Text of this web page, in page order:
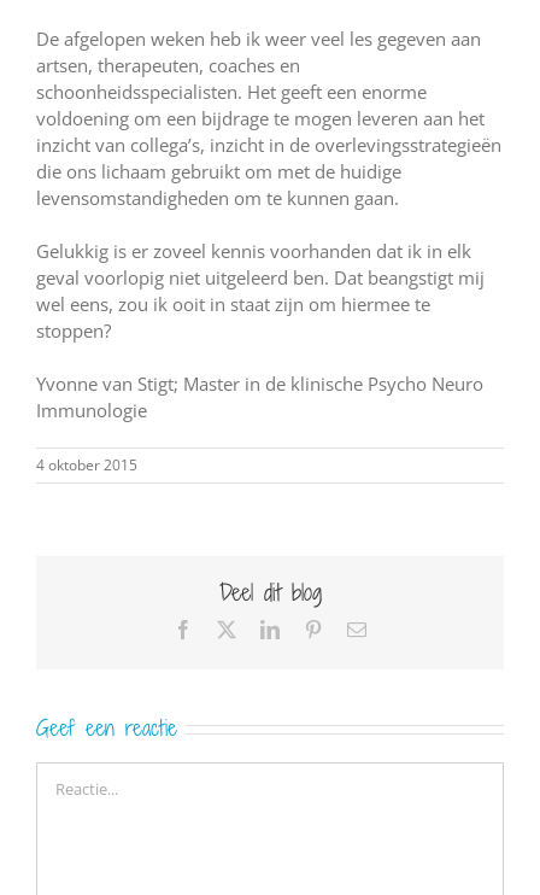
De afgelopen weken heb ik weer veel les gegeven aan
artsen, therapeuten, coaches en
schoonheidsspecialisten. Het geeft een enorme
voldoening om een bijdrage te mogen leveren aan het
inzicht van collega’s, inzicht in de overlevingsstrategieën
die ons lichaam gebruikt om met de huidige
levensomstandigheden om te kunnen gaan.
Gelukkig is er zoveel kennis voorhanden dat ik in elk
geval voorlopig niet uitgeleerd ben. Dat beangstigt mij
wel eens, zou ik ooit in staat zijn om hiermee te
stoppen?
Yvonne van Stigt; Master in de klinische Psycho Neuro
Immunologie
4 oktober 2015
Deel dit blog
Facebook LinkedInPinterest
E-
Geef een reactie